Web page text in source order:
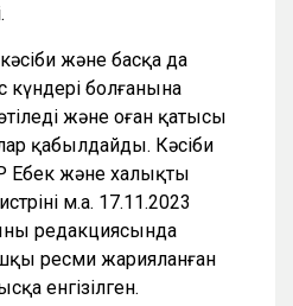
және басқа да
болғанына
және оған қатысы
қабылдайды. Кәсіби
Еңбек және халықты
м.а. 17.11.2023
редакциясында
ресми жарияланған
енгізілген.